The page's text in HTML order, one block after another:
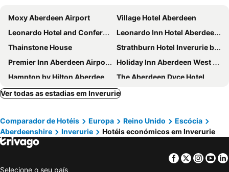
Moxy Aberdeen Airport
Village Hotel Aberdeen
Leonardo Hotel and Conference Venue Aberdeen Airport
Leonardo Inn Hotel Aberdeen Airport
Thainstone House
Strathburn Hotel Inverurie by Compass Hospitality
Premier Inn Aberdeen Airport - Dyce
Holiday Inn Aberdeen West by IHG
Hampton by Hilton Aberdeen Airport
The Aberdeen Dyce Hotel
Travelodge Aberdeen Airport
Aloft Aberdeen TECA
Ver todas as estadias em Inverurie
Comparador de Hotéis Europa Reino Unido
Escócia
Aberdeenshire
Inverurie Hotéis económicos em Inverurie
Facebook
Twitter
Selecione o seu país